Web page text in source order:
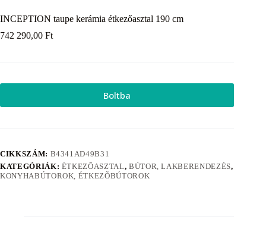
INCEPTION taupe kerámia étkezőasztal 190 cm
742 290,00 Ft
Boltba
CIKKSZÁM: B4341AD49B31
KATEGÓRIÁK: ÉTKEZÕASZTAL, BÚTOR, LAKBERENDEZÉS,
KONYHABÚTOROK, ÉTKEZÕBÚTOROK